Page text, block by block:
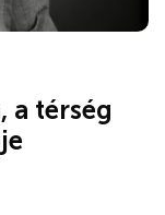
a térség